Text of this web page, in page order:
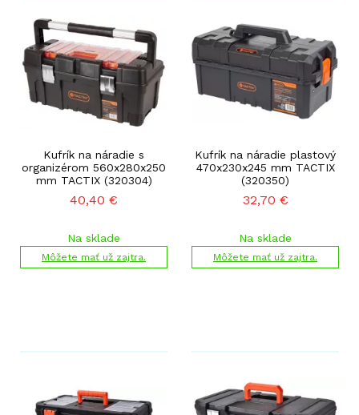
Kufrík na náradie s
organizérom 560x280x250
mm TACTIX (320304)
40,40 €
Na sklade
Môžete mať už zajtra.
Kufrík na náradie plastový
470x230x245 mm TACTIX
(320350)
32,70 €
Na sklade
Môžete mať už zajtra.